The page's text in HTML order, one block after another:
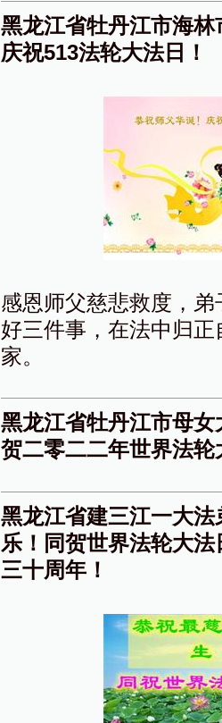
黑龙江省牡丹江市海
庆祝513法轮大法日！
感恩师父慈悲救度，
好三件事，在法中归
家。
黑龙江省牡丹江市母
贺二零二二年世界法轮
黑龙江省建三江一大
乐！同贺世界法轮大
三十周年！